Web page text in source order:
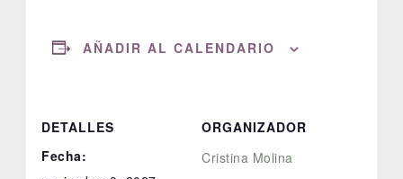
AÑADIR AL CALENDARIO
DETALLES
Fecha:
ORGANIZADOR
Cristina Molina